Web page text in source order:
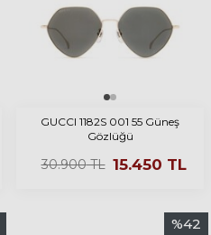
GUCCI 1182S 001 55 Güneş
Gözlüğü
30.900TL 15.450 TL
%42